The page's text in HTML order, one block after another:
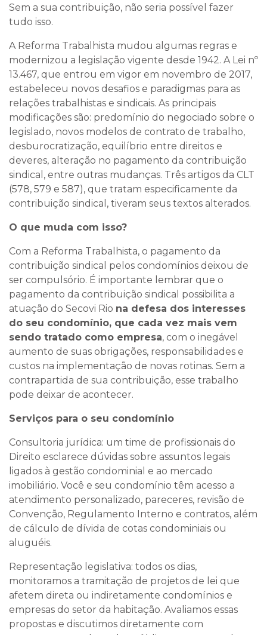
Sem a sua contribuição, não seria possível fazer
tudo isso.
A Reforma Trabalhista mudou algumas regras e
modernizou a legislação vigente desde 1942. A Lei nº
13.467, que entrou em vigor em novembro de 2017,
estabeleceu novos desafios e paradigmas para as
relações trabalhistas e sindicais. As principais
modificações são: predomínio do negociado sobre o
legislado, novos modelos de contrato de trabalho,
desburocratização, equilíbrio entre direitos e
deveres, alteração no pagamento da contribuição
sindical, entre outras mudanças. Três artigos da CLT
(578, 579 e 587), que tratam especificamente da
contribuição sindical, tiveram seus textos alterados.
O que muda com isso?
Com a Reforma Trabalhista, o pagamento da
contribuição sindical pelos condomínios deixou de
ser compulsório. É importante lembrar que o
pagamento da contribuição sindical possibilita a
atuação do Secovi Rio na defesa dos interesses
do seu condomínio, que cada vez mais vem
sendo tratado como empresa, com o inegável
aumento de suas obrigações, responsabilidades e
custos na implementação de novas rotinas. Sem a
contrapartida de sua contribuição, esse trabalho
pode deixar de acontecer.
Serviços para o seu condomínio
Consultoria jurídica: um time de profissionais do
Direito esclarece dúvidas sobre assuntos legais
ligados à gestão condominial e ao mercado
imobiliário. Você e seu condomínio têm acesso a
atendimento personalizado, pareceres, revisão de
Convenção, Regulamento Interno e contratos, além
de cálculo de dívida de cotas condominiais ou
aluguéis.
Representação legislativa: todos os dias,
monitoramos a tramitação de projetos de lei que
afetem direta ou indiretamente condomínios e
empresas do setor da habitação. Avaliamos essas
propostas e discutimos diretamente com